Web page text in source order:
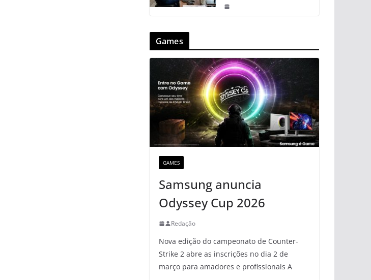
Games
GAMES
Samsung anuncia
Odyssey Cup 2026
Redação
Nova edição do campeonato de Counter-
Strike 2 abre as inscrições no dia 2 de
março para amadores e profissionais A